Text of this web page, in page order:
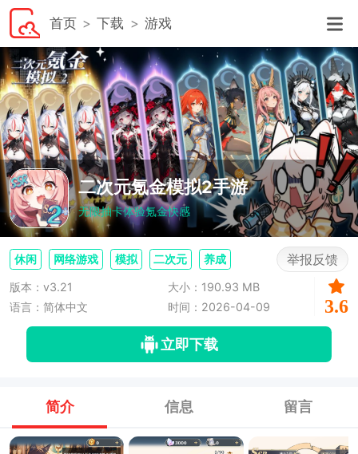
首页 下载 游戏
二次元氪金模拟2手游
无限抽卡体验氪金快感
休闲 网络游戏 模拟 二次元 养成 举报反馈
版本：v3.21
大小：190.93 MB
语言：简体中文
时间：2026-04-09 3.6
立即下载
简介 信息 留言